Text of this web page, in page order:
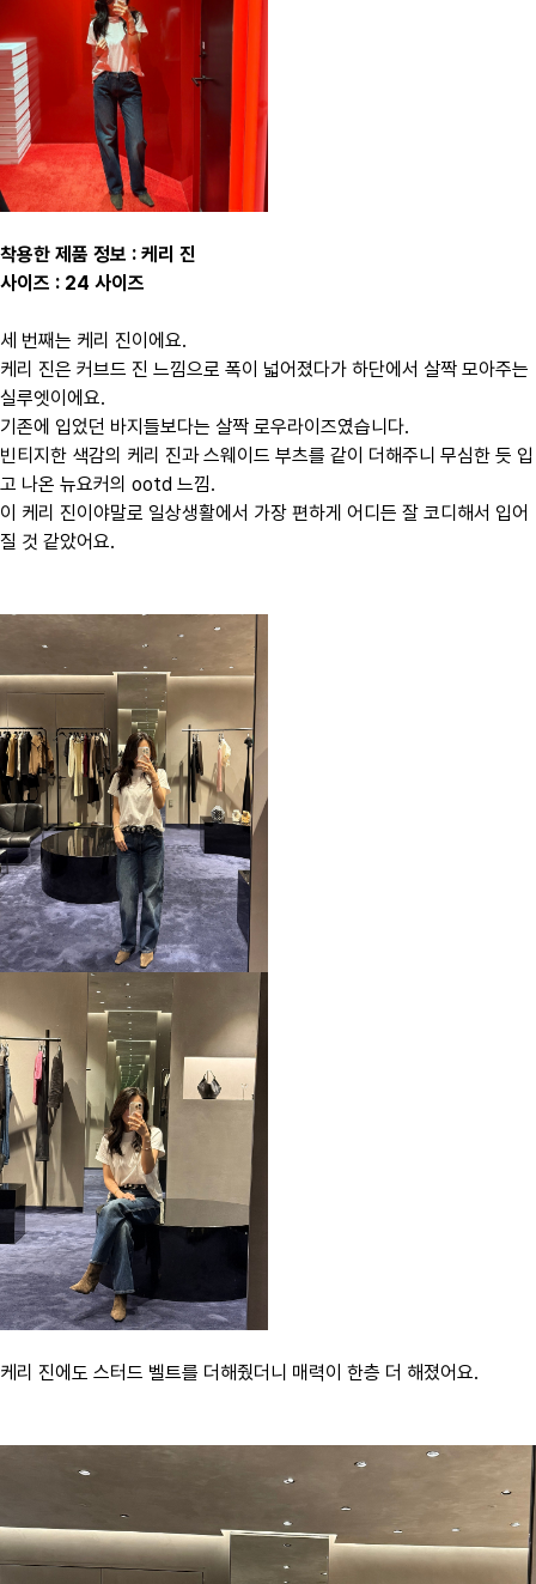
착용한 제품 정보 : 케리 진
사이즈 : 24 사이즈
세 번째는 케리 진이에요.
케리 진은 커브드 진 느낌으로 폭이 넓어졌다가 하단에서 살짝 모아주는
실루엣이에요.
기존에 입었던 바지들보다는 살짝 로우라이즈였습니다.
빈티지한 색감의 케리 진과 스웨이드 부츠를 같이 더해주니 무심한 듯 입
고 나온 뉴요커의 ootd 느낌.
이 케리 진이야말로 일상생활에서 가장 편하게 어디든 잘 코디해서 입어
질 것 같았어요.
케리 진에도 스터드 벨트를 더해줬더니 매력이 한층 더 해졌어요.